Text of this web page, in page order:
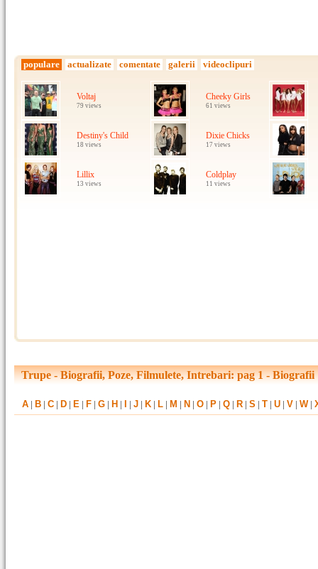
populare actualizate comentate galerii videoclipuri
Voltaj
79 views
Cheeky Girls
61 views
Destiny's Child
18 views
Dixie Chicks
17 views
Lillix
13 views
Coldplay
11 views
Trupe - Biografii, Poze, Filmulete, Intrebari: pag 1 - Biografii
A | B | C | D | E | F | G | H | | J | K | L | M | N | O | P | Q | R | S | T | U | V | W|